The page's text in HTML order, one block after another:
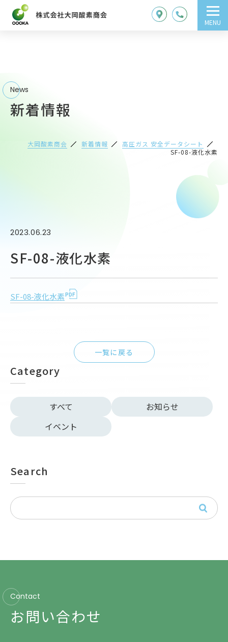
MENU
News
新着情報
大岡酸素商会 新着情報
高圧ガス 安全データシート
SF-08-液化水素
Category
すべて
お知らせ
イベント
Search
2023.06.23
SF-08-液化水素
SF-08-液化水素
一覧に戻る
Contact
お問い合わせ